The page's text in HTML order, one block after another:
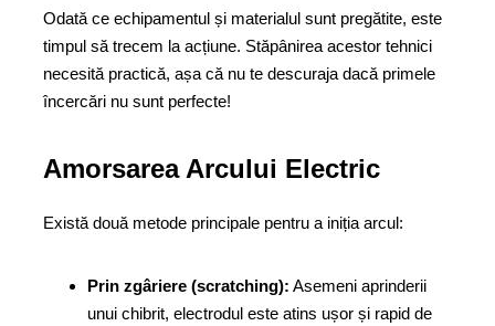
Odată ce echipamentul și materialul sunt pregătite, este
timpul să trecem la acțiune. Stăpânirea acestor tehnici
necesită practică, așa că nu te descuraja dacă primele
încercări nu sunt perfecte!
Amorsarea Arcului Electric
Există două metode principale pentru a iniția arcul:
Prin zgâriere (scratching): Asemeni aprinderii
unui chibrit, electrodul este atins ușor și rapid de